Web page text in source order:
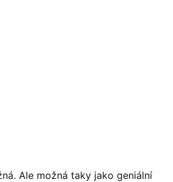
Ale možná taky jako geniální